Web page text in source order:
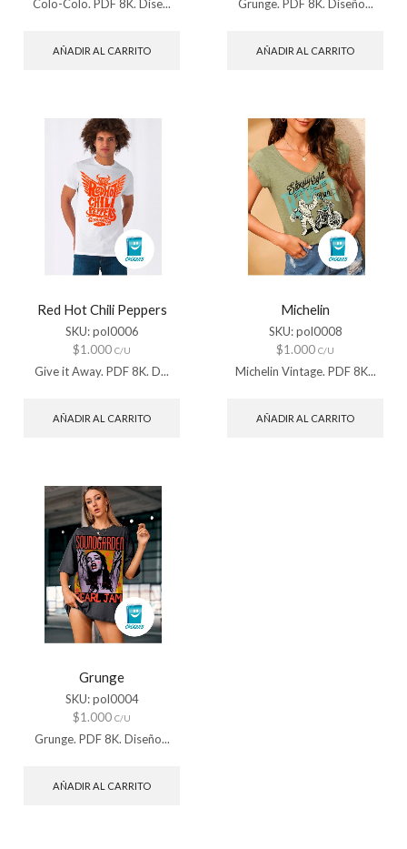
Colo-Colo. PDF 8K. Dise...
AÑADIR AL CARRITO
Grunge. PDF 8K. Diseño...
AÑADIR AL CARRITO
Red Hot Chili Peppers
SKU:pol0006
$1.000 C/U
Give it Away. PDF 8K. D...
AÑADIR AL CARRITO
Michelin
SKU:pol0008
$1.000 C/U
Michelin Vintage. PDF 8K...
AÑADIR AL CARRITO
Grunge
SKU:pol0004
$1.000 C/U
Grunge. PDF 8K. Diseño...
AÑADIR AL CARRITO